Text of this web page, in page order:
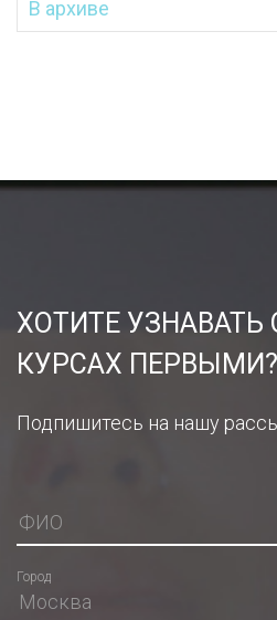
В архиве
ХОТИТЕ
КУРСАХ ПЕРВЫМИ?
Подпишитесь на нашу
Город